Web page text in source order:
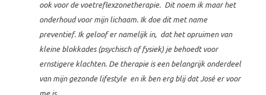
ook voor de voetreflexzonetherapie. Dit noem ik maar het
onderhoud voor mijn lichaam. Ik doe dit met name
preventief. Ik geloof er namelijk in, dat het opruimen van
kleine blokkades (psychisch of fysiek) je behoedt voor
ernstigere klachten. De therapie is een belangrijk onderdeel
van mijn gezonde lifestyle en ik ben erg blij dat José er voor
me is.